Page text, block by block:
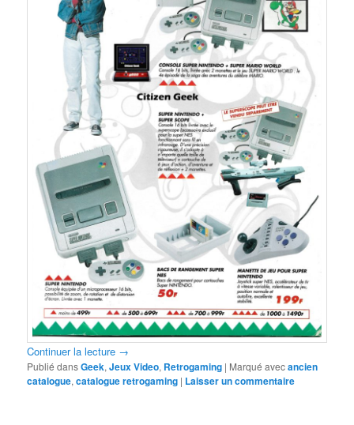
Continuer la lecture →
Publié dansGeek,Jeux Video, Retrogaming | Marqué avecancien
catalogue,catalogue retrogaming | Laisser un commentaire